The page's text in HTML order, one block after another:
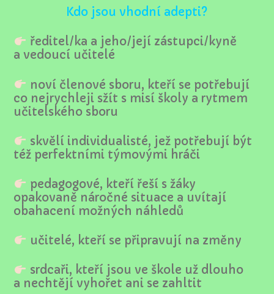
Kdo jsou vhodní adepti?
ředitel/ka a jeho/její zástupci/kyně
a vedoucí učitelé
noví členové sboru, kteří se potřebují
co nejrychleji sžít s misí školy a rytmem
učitelského sboru
skvělí individualisté, jež potřebují být
též perfektními týmovými hráči
pedagogové, kteří řeší s žáky
opakovaně náročné situace a uvítají
obahacení možných náhledů
učitelé, kteří se připravují na změny
srdcaři, kteří jsou ve škole už dlouho
a nechtějí vyhořet ani se zahltit